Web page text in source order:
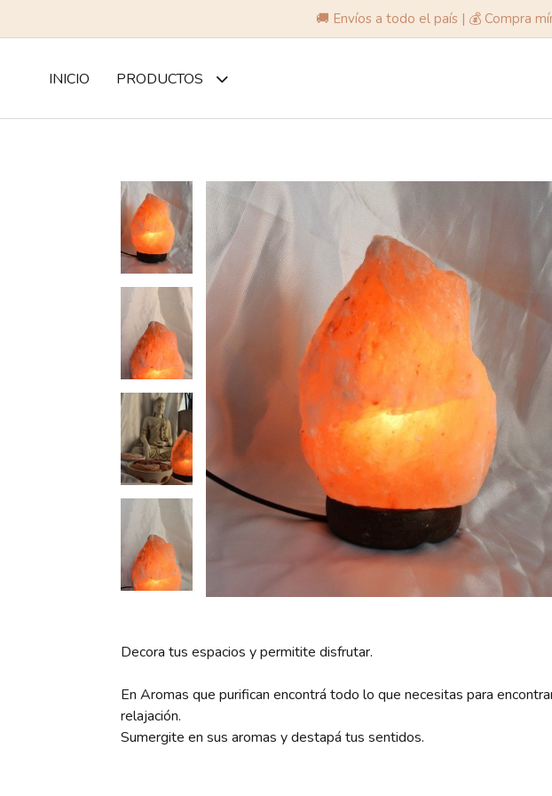
🚚 Envíos a todo el país | 💰 Compra
INICIO PRODUCTOS
Decora tus espacios y permitite disfrutar.
En Aromas que purifican encontrá todo lo que necesitas para
relajación.
Sumergite en sus aromas y destapá tus sentidos.